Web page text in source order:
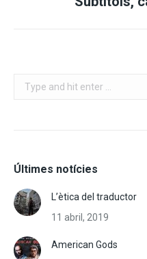
Search:
Últimes notícies
L’ètica del traductor
11 abril, 2019
American Gods